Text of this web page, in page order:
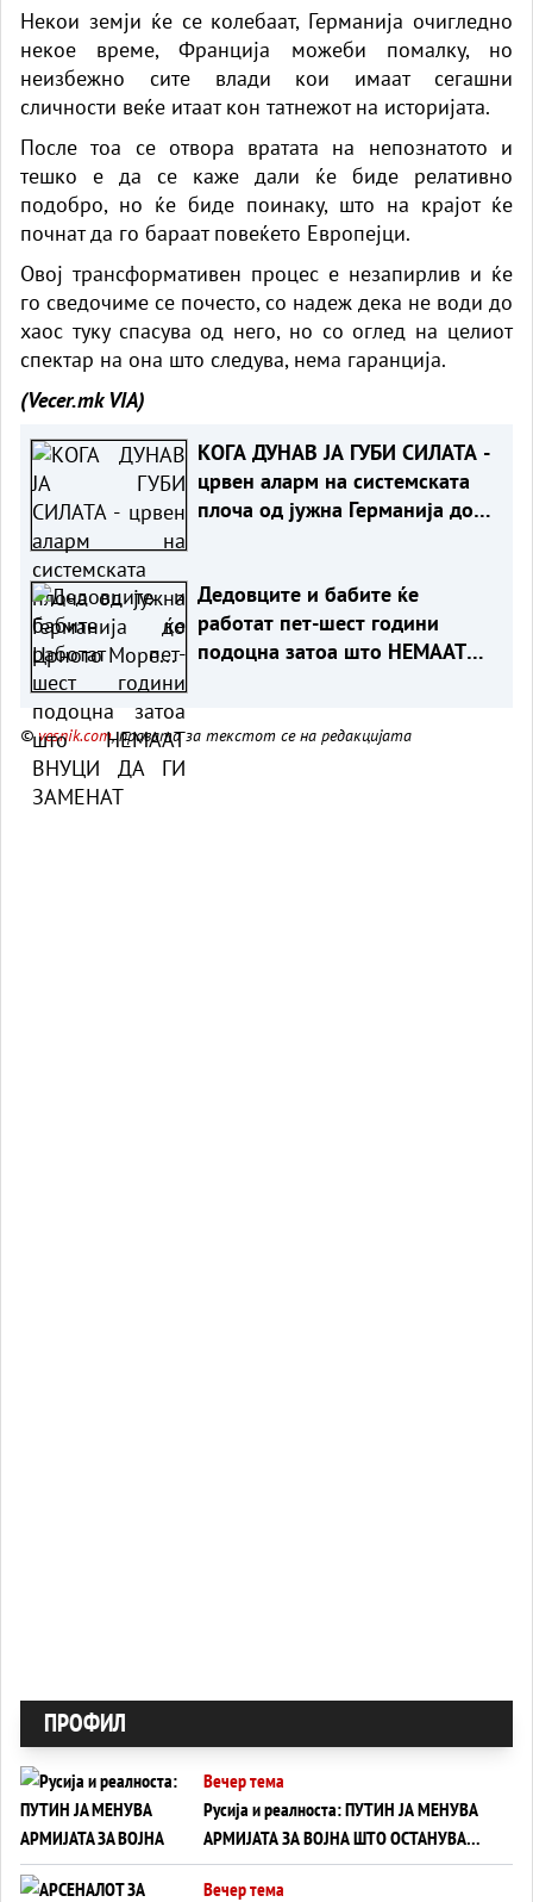
Некои земји ќе се колебаат, Германија очигледно
некое време, Франција можеби помалку, но
неизбежно сите влади кои имаат сегашни
сличности веќе итаат кон татнежот на историјата.
После тоа се отвора вратата на непознатото и
тешко е да се каже дали ќе биде релативно
подобро, но ќе биде поинаку, што на крајот ќе
почнат да го бараат повеќето Европејци.
Овој трансформативен процес е незапирлив и ќе
го сведочиме се почесто, со надеж дека не води до
хаос туку спасува од него, но со оглед на целиот
спектар на она што следува, нема гаранција.
(Vecer.mkVIA)
КОГА ДУНАВ ЈА ГУБИ СИЛАТА -
црвен аларм на системската
плоча од јужна Германија до
Дедовците и бабите ќе
работат пет-шест години
подоцна затоа што НЕМААТ
©vesnik.com, правата за текстот се на редакцијата
ПРОФИЛ
Вечер тема
Русија и реалноста: ПУТИН ЈА МЕНУВА
АРМИЈАТА ЗА ВОЈНА ШТО ОСТАНУВА
БЕЗ ФРОНТ
Вечер тема